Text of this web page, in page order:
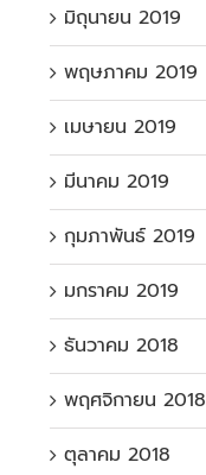
มิถุนายน 2019
พฤษภาคม 2019
เมษายน 2019
มีนาคม 2019
กุมภาพันธ์ 2019
มกราคม 2019
ธันวาคม 2018
พฤศจิกายน 2018
ตุลาคม 2018